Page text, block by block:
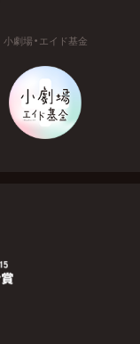
小劇場・エイド基金